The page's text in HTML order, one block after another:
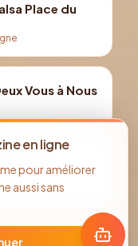
Place du
Vous à Nous
au Park
en ligne
pour améliorer
aussi sans